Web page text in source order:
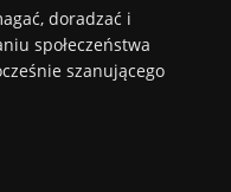
doradzać i
społeczeństwa
szanującego